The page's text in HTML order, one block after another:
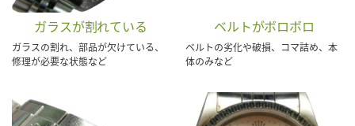
ガラスが割れている
ガラスの割れ、部品が欠けている、
修理が必要な状態など
ベルトがボロボロ
ベルトの劣化や破損、コマ詰め、本
体のみなど